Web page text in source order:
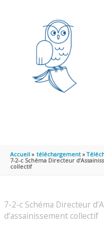
Accueil téléchargement
7-2-c Schéma Directeur
collectif
7-2-c Schéma Directeur
d’assainissement collectif